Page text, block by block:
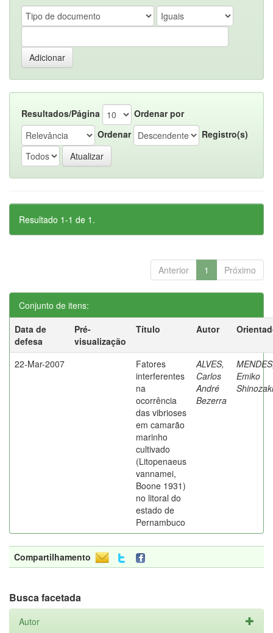
Resultados/Página
Ordenar por
Ordenar
Registro(s)
Resultado 1-1 de 1.
Anterior 1 Próximo
Conjunto de itens:
Data de
defesa
Pré-
visualização
Título Autor
22-Mar-2007
Fatores
interferentes
na
ocorrência
das vibrioses
em camarão
marinho
cultivado
(Litopenaeus
vannamei,
Boone 1931)
no litoral do
estado de
Pernambuco
ALVES,
Carlos
André
Bezerra
Emiko
Shinozaki
Compartilhamento
Busca facetada
Autor